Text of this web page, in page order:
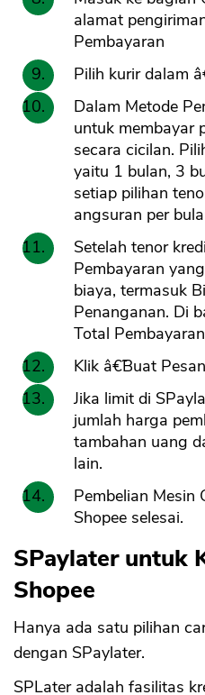
alamat
Pembayaran
Pilih kurir dalam
Dalam Metode
untuk membayar
secara cicilan.
yaitu 1 bulan, 3
setiap pilihan
angsuran per
Setelah tenor
Pembayaran
biaya, termasuk
Penanganan. Di
Total Pembayaran
Klik â€˜Buat
Jika limit di
jumlah harga
tambahan uang
lain.
Pembelian Mesin
Shopee selesai.
SPaylater untuk
Shopee
Hanya ada satu pilihan
dengan SPaylater.
SPLater adalah fasilitas